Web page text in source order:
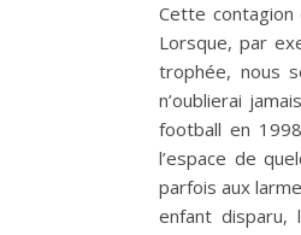
Cette contagion
Lorsque, par
trophée, nous
n’oublierai
football en
l’espace de
parfois aux
enfant disparu,